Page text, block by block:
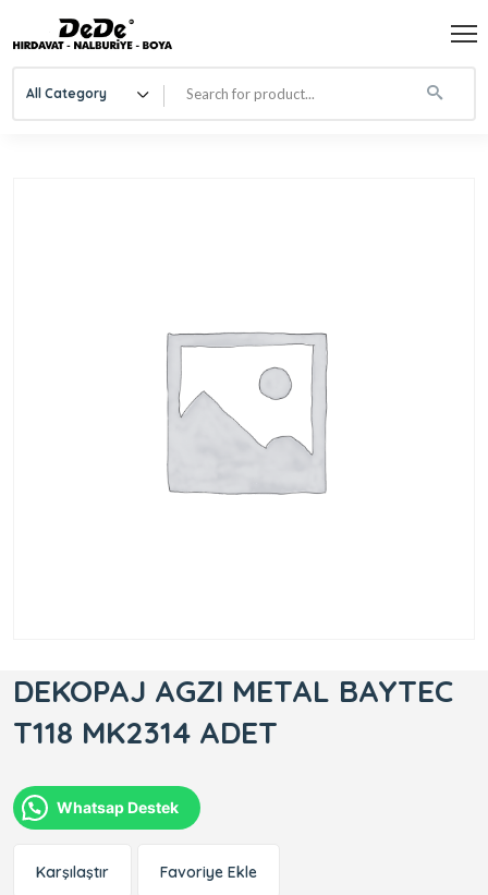
All Category
DEKOPAJ AGZI METAL BAYTEC
T118 MK2314 ADET
Whatsap Destek
Karşılaştır Favoriye Ekle